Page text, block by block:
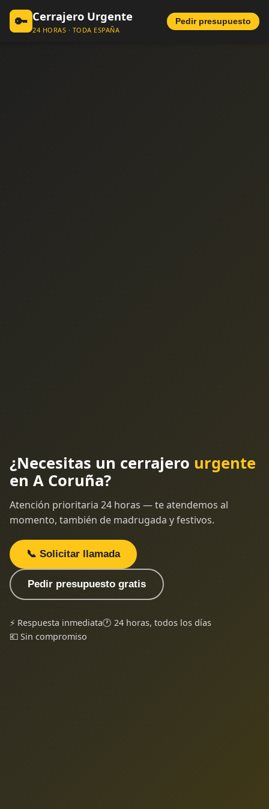
🔑 Cerrajero Urgente
24 HORAS · TODA ESPAÑA
Pedir presupuesto
¿Necesitas un cerrajero urgente
en A Coruña?
Atención prioritaria 24 horas — te atendemos al
momento, también de madrugada y festivos.
📞 Solicitar llamada
Pedir presupuesto gratis
⚡ Respuesta inmediata🕐 24 horas, todos los días
💶 Sin compromiso